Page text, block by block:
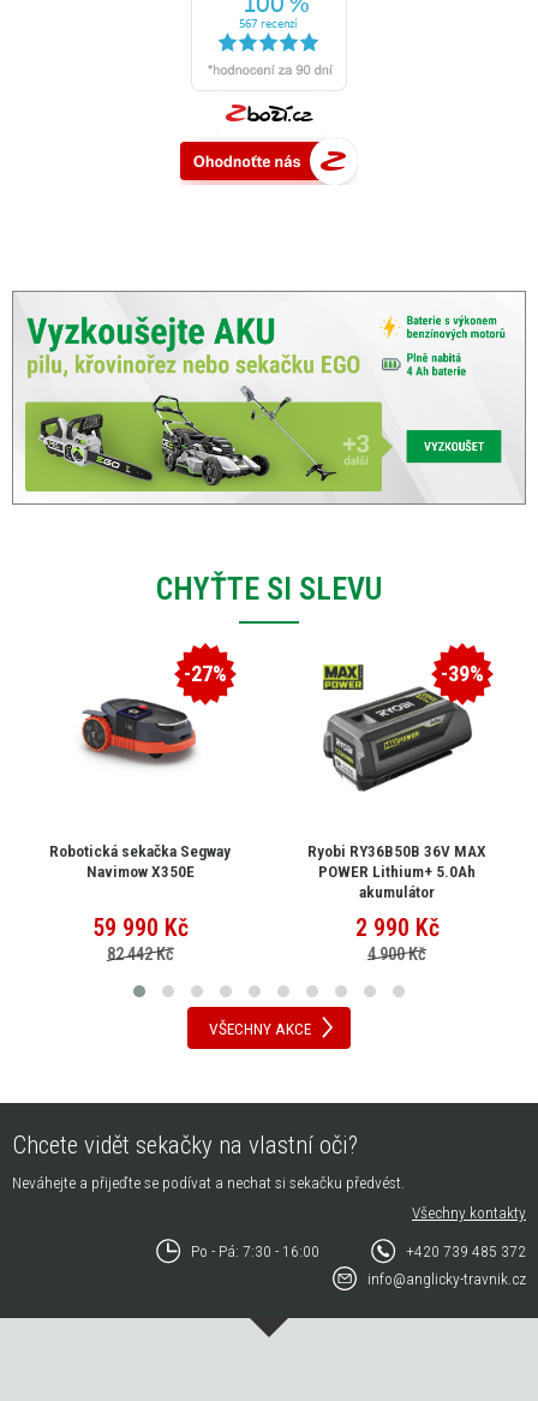
CHYŤTE SI SLEVU
-27%
Robotická sekačka Segway
Navimow X350E
59 990 Kč
82 442 Kč
-39%
Ryobi RY36B50B 36V MAX
POWER Lithium+ 5.0Ah
akumulátor
2 990 Kč
4 900 Kč
VŠECHNY AKCE
Chcete vidět sekačky na vlastní oči?
Neváhejte a přijeďte se podívat a nechat si sekačku předvést.
Všechny kontakty
Po - Pá: 7:30 - 16:00
+420 739 485 372
info@anglicky-travnik.cz